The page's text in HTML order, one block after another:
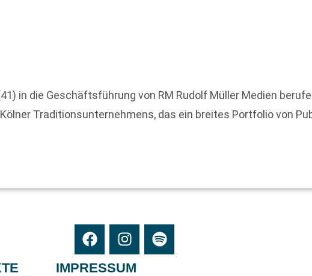
in die Geschäftsführung von RM Rudolf Müller Medien
Traditionsunternehmens, das ein breites Portfolio von
IMPRESSUM